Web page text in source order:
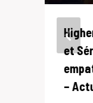
et
–